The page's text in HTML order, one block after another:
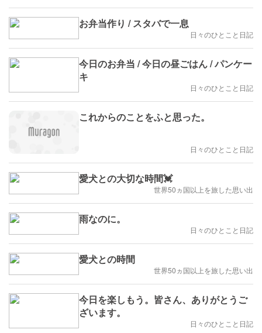
お弁当作り / スタバで一息
日々のひとこと日記
今日のお弁当 / 今日の昼ごはん / パンケー
キ
日々のひとこと日記
これからのことをふと思った。
日々のひとこと日記
愛犬との大切な時間💓
世界50ヵ国以上を旅した思い出
雨なのに。
日々のひとこと日記
愛犬との時間
世界50ヵ国以上を旅した思い出
今日を楽しもう。皆さん、ありがとうご
ざいます。
日々のひとこと日記